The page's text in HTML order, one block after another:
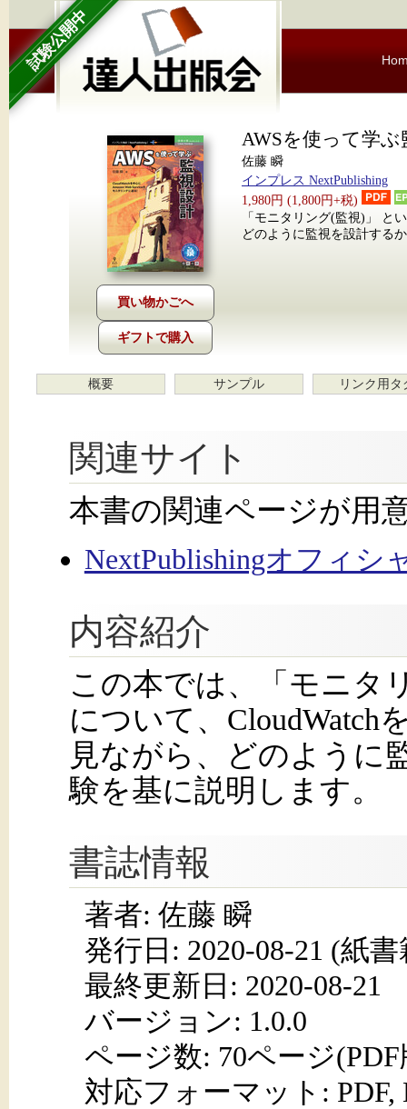
試験公開中
ギフトで購入
AWSを使って学ぶ
佐藤 瞬
インプレス NextPublishing
1,980円 (1,800円+税)
「モニタリング(監視)」 と
どのように監視を設計する
概要 サンプル リンク用タ
関連サイト
本書の関連ページが用
NextPublishingオフィシ
内容紹介
この本では、「モニタ
について、CloudWatch
見ながら、どのように
験を基に説明します。
書誌情報
著者: 佐藤 瞬
発行日: 2020-08-21 (紙書
最終更新日: 2020-08-21
バージョン: 1.0.0
ページ数: 70ページ
対応フォーマット: PDF,